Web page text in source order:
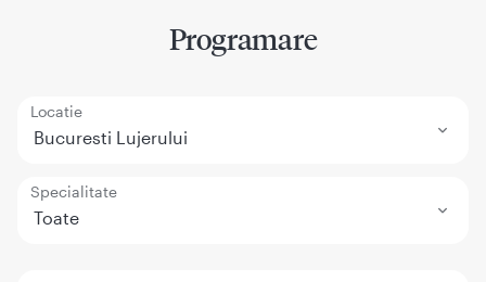
Programare
Locatie
Bucuresti Lujerului
Specialitate
Toate